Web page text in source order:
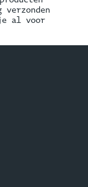
verzonden
je al voor